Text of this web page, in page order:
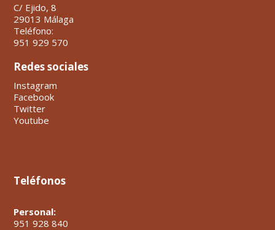
C/ Ejido, 8
29013 Málaga
Teléfono:
951 929 570
Redes sociales
Instagram
Facebook
Twitter
Youtube
Teléfonos
Personal:
951 928 840